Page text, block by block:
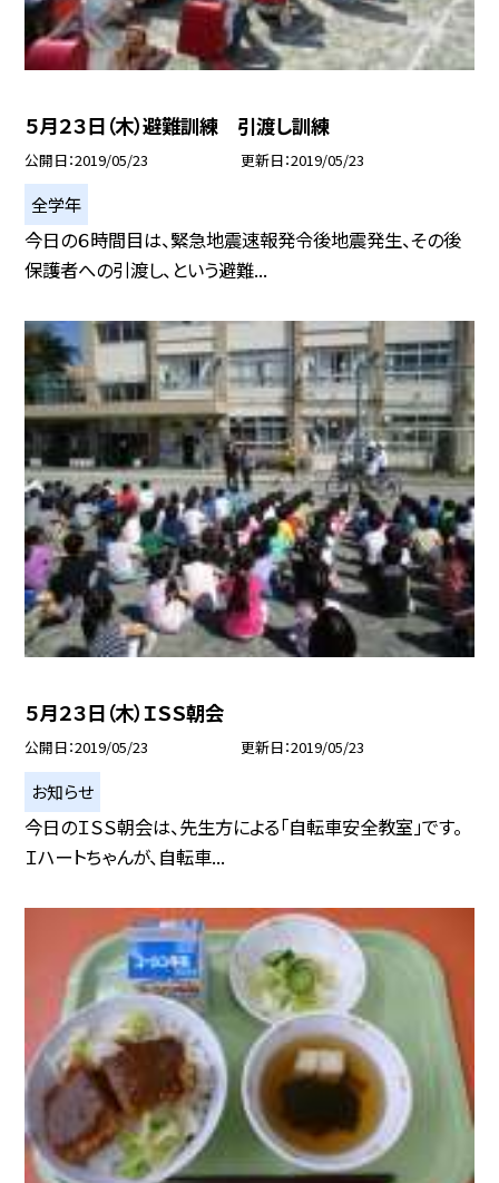
５月２３日（木）避難訓練 引渡し訓練
公開日 2019/05/23 更新日 2019/05/23
全学年
今日の６時間目は、緊急地震速報発令後地震発生、その後
保護者への引渡し、という避難...
５月２３日（木）ＩＳＳ朝会
公開日 2019/05/23 更新日 2019/05/23
お知らせ
今日のＩＳＳ朝会は、先生方による「自転車安全教室」です。
Ｉハートちゃんが、自転車...